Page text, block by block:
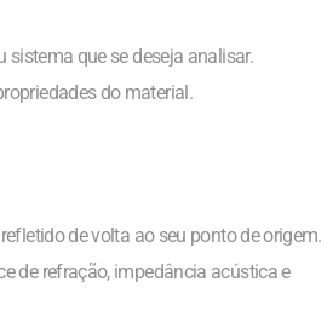
sistema que se deseja analisar.
do material.
de volta ao seu ponto de origem.
de refração, impedância acústica e